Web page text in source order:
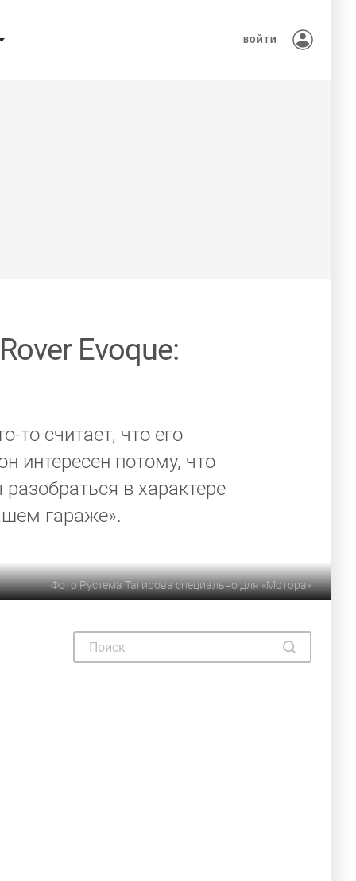
ВОЙТИ
Evoque:
считает, что его
интересен потому, что
в характере
гараже».
Фото Рустема Тагирова специально для «Мотора»